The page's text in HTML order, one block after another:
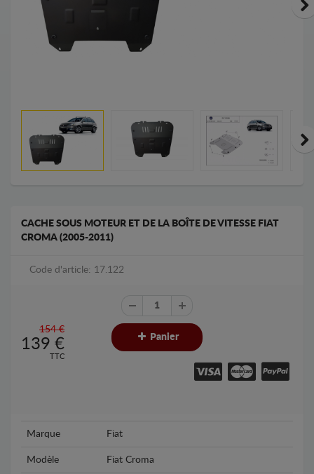
CACHE SOUS MOTEUR ET DE LA BOÎTE DE VITESSE FIAT
CROMA (2005-2011)
Code d'article: 17.122
154 €
139 €
TTC
Panier
Marque Fiat
Modèle Fiat Croma